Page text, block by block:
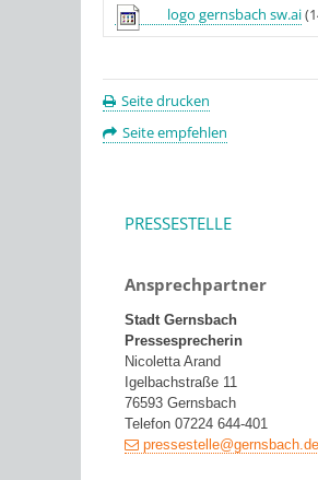
logo gernsbach sw.ai
Seite drucken
Seite empfehlen
PRESSESTELLE
Ansprechpartner
Stadt Gernsbach
Pressesprecherin
Nicoletta Arand
Igelbachstraße 11
76593 Gernsbach
Telefon 07224 644-401
pressestelle@gernsbach.de